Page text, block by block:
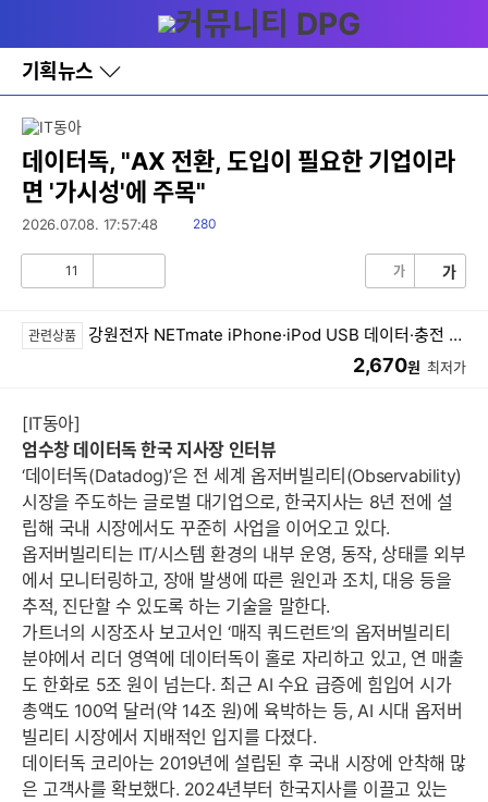
와
홈
기획뉴스
바
로
레
이
어
창
토
데이터독, "AX 전환, 도입이 필요한 기업이라
면 '가시성'에 주목"
2026.07.08. 17:57:48
읽
280
11 가 가
관련상품 강원전자 NETmate iPhone·iPod USB 데이터·충전 Dock 케이블 New (1m)
2,670원 최저가
[IT동아]
엄수창 데이터독 한국 지사장 인터뷰
‘데이터독(Datadog)’은 전 세계 옵저버빌리티(Observability)
시장을 주도하는 글로벌 대기업으로, 한국지사는 8년 전에 설
립해 국내 시장에서도 꾸준히 사업을 이어오고 있다.
옵저버빌리티는 IT/시스템 환경의 내부 운영, 동작, 상태를 외부
에서 모니터링하고, 장애 발생에 따른 원인과 조치, 대응 등을
추적, 진단할 수 있도록 하는 기술을 말한다.
가트너의 시장조사 보고서인 ‘매직 쿼드런트’의 옵저버빌리티
분야에서 리더 영역에 데이터독이 홀로 자리하고 있고, 연 매출
도 한화로 5조 원이 넘는다. 최근 AI 수요 급증에 힘입어 시가
총액도 100억 달러(약 14조 원)에 육박하는 등, AI 시대 옵저버
빌리티 시장에서 지배적인 입지를 다졌다.
데이터독 코리아는 2019년에 설립된 후 국내 시장에 안착해 많
은 고객사를 확보했다. 2024년부터 한국지사를 이끌고 있는